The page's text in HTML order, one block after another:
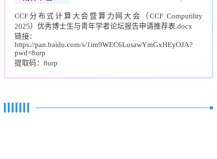
CCF分布式计算大会暨算力网大会（CCF Computility
2025）优秀博士生与青年学者论坛报告申请推荐表.docx
链接：
https://pan.baidu.com/s/1im9WEC6LusawYmGxHEyOJA?
pwd=8urp
提取码：8urp